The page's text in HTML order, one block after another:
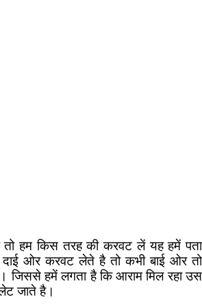
तो हम किस तरह की करवट लें यह हमें पता
दाई ओर करवट लेते है तो कभी बाई ओर तो
हमें लगता है कि आराम मिल रहा उस
जाते है।